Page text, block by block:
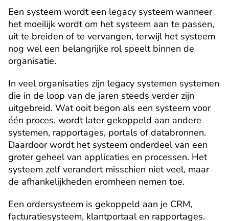
Een systeem wordt een legacy systeem wanneer
het moeilijk wordt om het systeem aan te passen,
uit te breiden of te vervangen, terwijl het systeem
nog wel een belangrijke rol speelt binnen de
organisatie.
In veel organisaties zijn legacy systemen systemen
die in de loop van de jaren steeds verder zijn
uitgebreid. Wat ooit begon als een systeem voor
één proces, wordt later gekoppeld aan andere
systemen, rapportages, portals of databronnen.
Daardoor wordt het systeem onderdeel van een
groter geheel van applicaties en processen. Het
systeem zelf verandert misschien niet veel, maar
de afhankelijkheden eromheen nemen toe.
Een ordersysteem is gekoppeld aan je CRM,
facturatiesysteem, klantportaal en rapportages.